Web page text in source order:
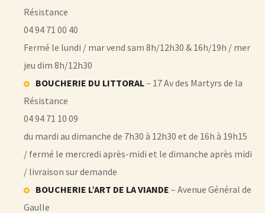
Résistance
04 94 71 00 40
Fermé le lundi / mar vend sam 8h/12h30 & 16h/19h / mer
jeu dim 8h/12h30
BOUCHERIE DU LITTORAL– 17 Av des Martyrs de la
Résistance
04 94 71 10 09
du mardi au dimanche de 7h30 à 12h30 et de 16h à 19h15
/ fermé le mercredi après-midi et le dimanche après midi
/ livraison sur demande
BOUCHERIE L’ART DE LA VIANDE – Avenue Général de
Gaulle